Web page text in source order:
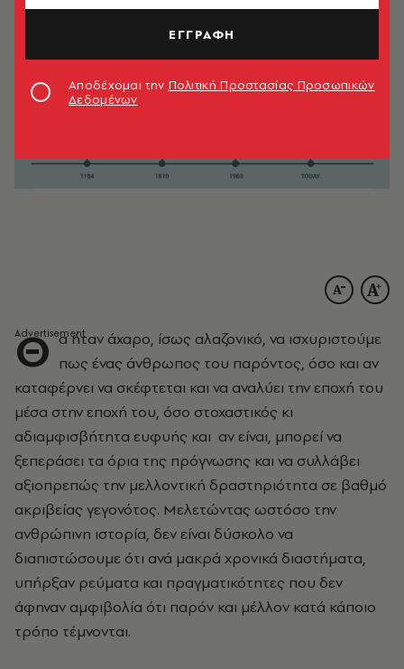
Θ α ήταν άχαρο, ίσως αλαζονικό, να ισχυριστούμε
πως ένας άνθρωπος του παρόντος, όσο και αν
καταφέρνει να σκέφτεται και να αναλύει την εποχή του
μέσα στην εποχή του, όσο στοχαστικός κι
αδιαμφισβήτητα ευφυής και αν είναι, μπορεί να
ξεπεράσει τα όρια της πρόγνωσης και να συλλάβει
αξιοπρεπώς την μελλοντική δραστηριότητα σε βαθμό
ακριβείας γεγονότος. Μελετώντας ωστόσο την
ανθρώπινη ιστορία, δεν είναι δύσκολο να
διαπιστώσουμε ότι ανά μακρά χρονικά διαστήματα,
υπήρξαν ρεύματα και πραγματικότητες που δεν
άφηναν αμφιβολία ότι παρόν και μέλλον κατά κάποιο
τρόπο τέμνονται.
ΕΓΓΡΑΦΗ
Αποδέχομαι την Πολιτική Προστασίας Προσωπικών
Δεδομένων